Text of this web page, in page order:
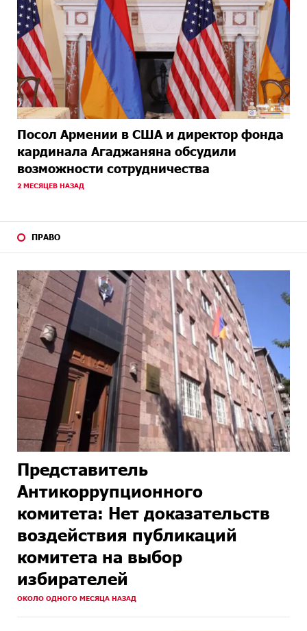
Посол Армении в США и директор фонда
кардинала Агаджаняна обсудили
возможности сотрудничества
2 МЕСЯЦЕВ НАЗАД
ПРАВО
Представитель
Антикоррупционного
комитета: Нет доказательств
воздействия публикаций
комитета на выбор
избирателей
ОКОЛО ОДНОГО МЕСЯЦА НАЗАД